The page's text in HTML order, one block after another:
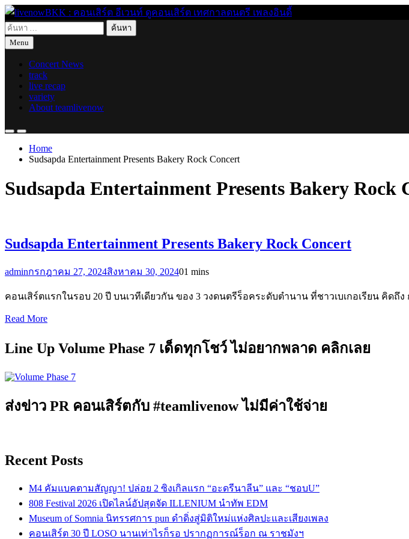
Skip
to
content
livenowBKK : คอนเสิร์ต อีเวนท์ ดูคอนเสิร์ต เทศกาลดนตรี เพลงอินดี้
live for today
ค้นหา
สำหรับ:
Menu
Concert News
track
live recap
variety
About teamlivenow
Home
Sudsapda Entertainment Presents Bakery Rock Concert
Sudsapda Entertainment Presents Bakery Rock
Sudsapda Entertainment Presents Bakery Rock Concert
adminกรกฎาคม 27, 2024สิงหาคม 30, 202401 mins
คอนเสิร์ตแรกในรอบ 20 ปี บนเวทีเดียวกัน ของ 3 วงดนตรีร็อคระดับตำนาน ที่ชาวเบเกอเรียน คิดถึง กั
Read More
Line Up Volume Phase 7 เด็ดทุกโชว์ ไม่อยากพลาด คลิกเลย
ส่งข่าว PR คอนเสิร์ตกับ #teamlivenow ไม่มีค่าใช้จ่าย
Recent Posts
M4 คัมแบคตามสัญญา! ปล่อย 2 ซิงเกิลแรก “อะดรีนาลีน” และ “ชอบU”
808 Festival 2026 เปิดไลน์อัปสุดจัด ILLENIUM นำทัพ EDM
Museum of Somnia นิทรรศการ pun ดำดิ่งสู่มิติใหม่แห่งศิลปะและเสียงเพลง
คอนเสิร์ต 30 ปี LOSO นานเท่าไรก็รอ ปรากฏการณ์ร็อก ณ ราชมังฯ